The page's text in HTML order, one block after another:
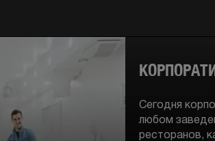
Сегодня
любом
ресторанов,